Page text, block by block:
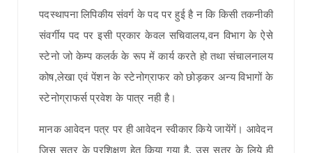
पदस्थापना लिपिकीय संवर्ग के पद पर हुई है न कि किसी तकनीकी
संवर्गीय पद पर इसी प्रकार केवल सचिवालय,वन विभाग के ऐसे
स्टेनो जो केम्प कलर्क के रूप में कार्य करते हो तथा संचालनालय
कोष,लेखा एवं पेंशन के स्टेनोग्राफर को छोड़कर अन्य विभागों के
स्टेनोग्राफर्स प्रवेश के पात्र नही है।
मानक आवेदन पत्र पर ही आवेदन स्वीकार किये जायेंगें। आवेदन
जिस सत्र के प्रशिक्षण हेतु किया गया है, उस सत्र के लिये ही